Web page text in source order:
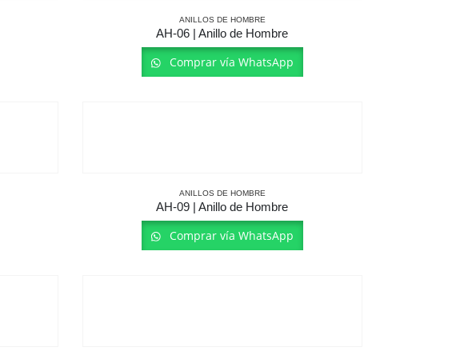
ANILLOS DE HOMBRE
AH-06 | Anillo de Hombre
Comprar vía WhatsApp
ANILLOS DE HOMBRE
AH-09 | Anillo de Hombre
Comprar vía WhatsApp